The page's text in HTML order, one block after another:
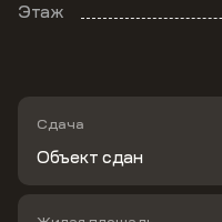
Этаж
Сдача
Объект сдан